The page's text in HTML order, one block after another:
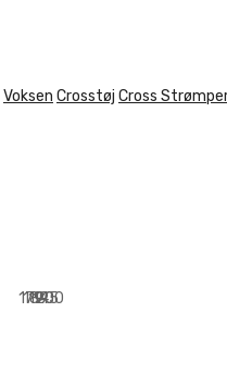
Voksen Crosstøj Cross
179
184
190
195
200